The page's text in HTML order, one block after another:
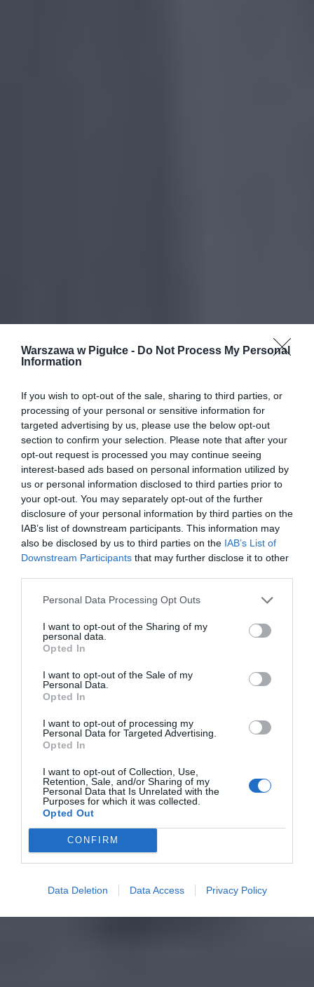
Warszawa w Pigułce - Do Not Process My Personal
Information
If you wish to opt-out of the sale, sharing to third parties, or
processing of your personal or sensitive information for
targeted advertising by us, please use the below opt-out
section to confirm your selection. Please note that after your
opt-out request is processed you may continue seeing
interest-based ads based on personal information utilized by
us or personal information disclosed to third parties prior to
your opt-out. You may separately opt-out of the further
disclosure of your personal information by third parties on the
IAB’s list of downstream participants. This information may
also be disclosed by us to third parties on the IAB’s List of
Downstream Participants that may further disclose it to other
Personal Data Processing Opt Outs
I want to opt-out of the Sharing of my
personal data.
Opted In
I want to opt-out of the Sale of my
Personal Data.
Opted In
I want to opt-out of processing my
Personal Data for Targeted Advertising.
Opted In
I want to opt-out of Collection, Use,
Retention, Sale, and/or Sharing of my
Personal Data that Is Unrelated with the
Purposes for which it was collected.
Opted Out
CONFIRM
Data Deletion Data Access Privacy Policy